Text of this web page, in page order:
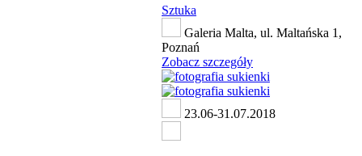
Sztuka
Galeria Malta, ul. Maltańska 1,
Poznań
Zobacz szczegóły
23.06-31.07.2018